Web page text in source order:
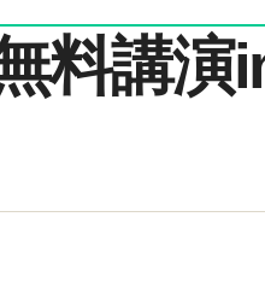
料講演